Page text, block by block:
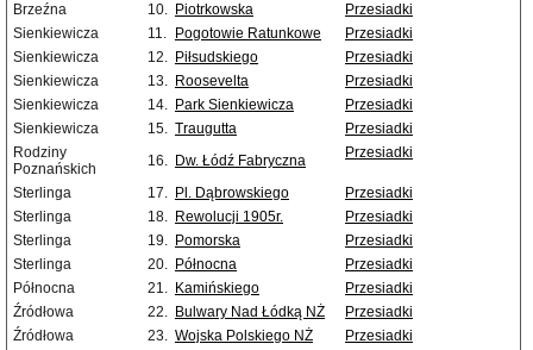
Brzeźna
10. Piotrkowska
Przesiadki
Sienkiewicza
11. Pogotowie Ratunkowe
Przesiadki
Sienkiewicza
12. Piłsudskiego
Przesiadki
Sienkiewicza
13. Roosevelta
Przesiadki
Sienkiewicza
14. Park Sienkiewicza
Przesiadki
Sienkiewicza
15. Traugutta
Przesiadki
Rodziny
Poznańskich
16. Dw. Łódź Fabryczna Przesiadki
Sterlinga 17. Pl. Dąbrowskiego
Przesiadki
Sterlinga
18. Rewolucji 1905r.
Przesiadki
Sterlinga
19. Pomorska
Przesiadki
Sterlinga
20. Północna
Przesiadki
Północna
21. Kamińskiego
Przesiadki
Źródłowa
22. Bulwary Nad Łódką NŻ
Przesiadki
Źródłowa
23. Wojska Polskiego NŻ
Przesiadki